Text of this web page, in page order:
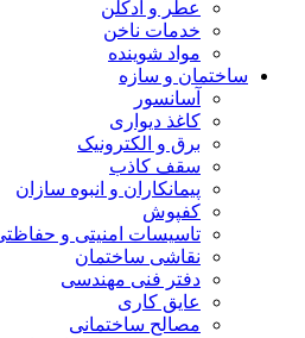
عطر و ادکلن
خدمات ناخن
مواد شوینده
ساختمان و سازه
آسانسور
کاغذ دیواری
برق و الکترونیک
سقف کاذب
پیمانکاران و انبوه سازان
کفپوش
تاسیسات امنیتی و حفاظتی
نقاشی ساختمان
دفتر فنی مهندسی
عایق کاری
مصالح ساختمانی